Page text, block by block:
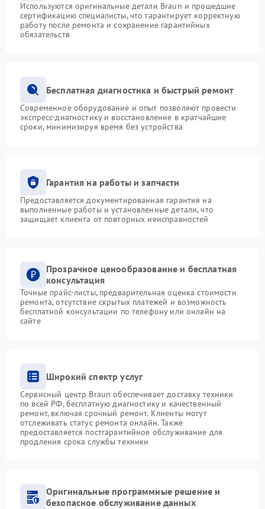
Используются оригинальные детали Braun и прошедшие
сертификацию специалисты, что гарантирует корректную
работу после ремонта и сохранение гарантийных
обязательств
Бесплатная диагностика и быстрый ремонт
Современное оборудование и опыт позволяют провести
экспресс-диагностику и восстановление в кратчайшие
сроки, минимизируя время без устройства
Гарантия на работы и запчасти
Предоставляется документированная гарантия на
выполненные работы и установленные детали, что
защищает клиента от повторных неисправностей
Прозрачное ценообразование и бесплатная
консультация
Точные прайс-листы, предварительная оценка стоимости
ремонта, отсутствие скрытых платежей и возможность
бесплатной консультации по телефону или онлайн на
сайте
Широкий спектр услуг
Сервисный центр Braun обеспечивает доставку техники
по всей РФ, бесплатную диагностику и качественный
ремонт, включая срочный ремонт. Клиенты могут
отслеживать статус ремонта онлайн. Также
предоставляется постгарантийное обслуживание для
продления срока службы техники
Оригинальные программные решение и
безопасное обслуживание данных